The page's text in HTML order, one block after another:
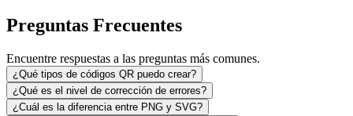
Preguntas Frecuentes
Encuentre respuestas a las preguntas más comunes.
¿Qué tipos de códigos QR puedo crear?
¿Qué es el nivel de corrección de errores?
¿Cuál es la diferencia entre PNG y SVG?